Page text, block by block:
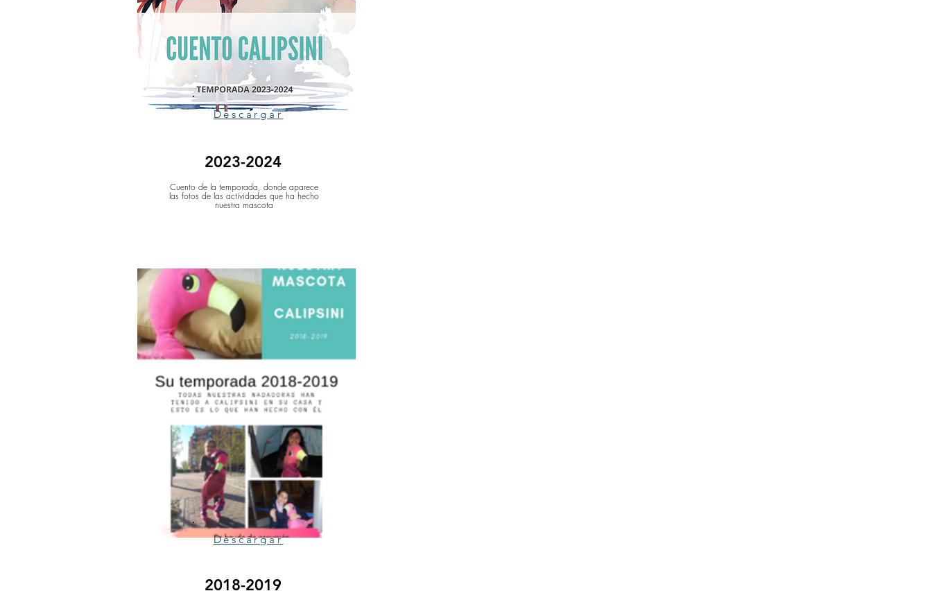
Descargar
2023-2024
Cuento de la temporada, donde aparece
las fotos de las actividades que ha hecho
nuestra mascota
Descargar
2018-2019